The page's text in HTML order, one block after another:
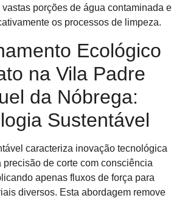
porções de água contaminada e
os processos de limpeza.
Ecológico
na Vila Padre
da Nóbrega:
Sustentável
caracteriza inovação tecnológica
precisão de corte com consciência
apenas fluxos de força para
diversos. Esta abordagem remove